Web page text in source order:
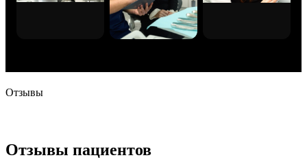
Отзывы
Отзывы пациентов